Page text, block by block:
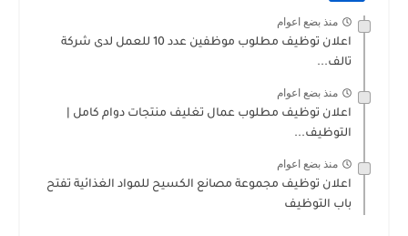
منذ بضع اعوام
اعلان توظيف مطلوب موظفين عدد 10 للعمل لدى شركة
تالف...
منذ بضع اعوام
اعلان توظيف مطلوب عمال تغليف منتجات دوام كامل |
التوظيف...
منذ بضع اعوام
اعلان توظيف مجموعة مصانع الكسيح للمواد الغذائية تفتح
باب التوظيف